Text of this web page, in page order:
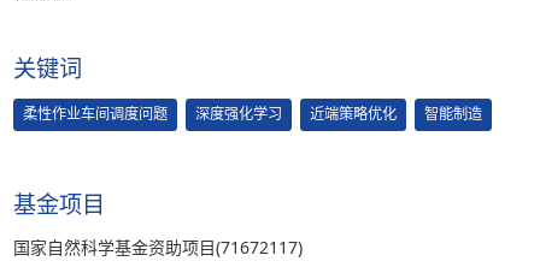
关键词
柔性作业车间调度问题 深度强化学习 近端策略优化 智能制造
基金项目
国家自然科学基金资助项目(71672117)